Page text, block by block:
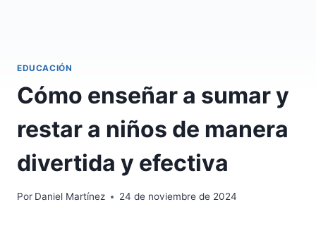
EDUCACIÓN
Cómo enseñar a sumar y
restar a niños de manera
divertida y efectiva
Por Daniel Martínez 24 de noviembre de 2024